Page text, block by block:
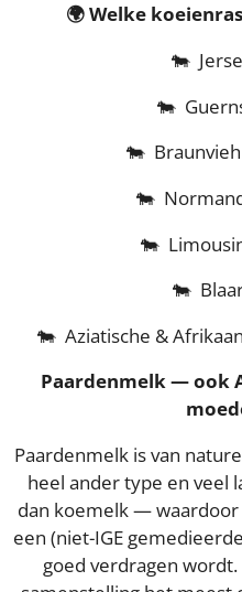
🌍 Welke
🐄
🐄
🐄
🐄
🐄
🐄
🐄 Aziatische &
Paardenmelk — ook
Paardenmelk is van
heel ander type en veel
dan koemelk —
een (niet-IGE
goed verdragen